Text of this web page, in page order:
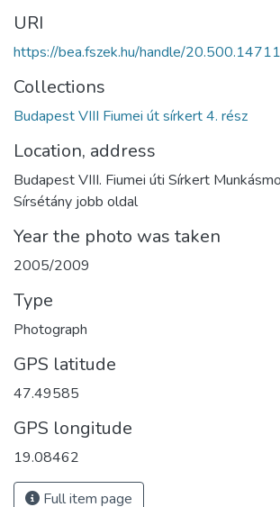
URI
https://bea.fszek.hu/handle/
Collections
Budapest VIII Fiumei út sírkert 4. rész
Location, address
Budapest VIII. Fiumei úti Sírkert
Sírsétány jobb oldal
Year the photo was taken
2005/2009
Type
Photograph
GPS latitude
47.49585
GPS longitude
19.08462
Full item page